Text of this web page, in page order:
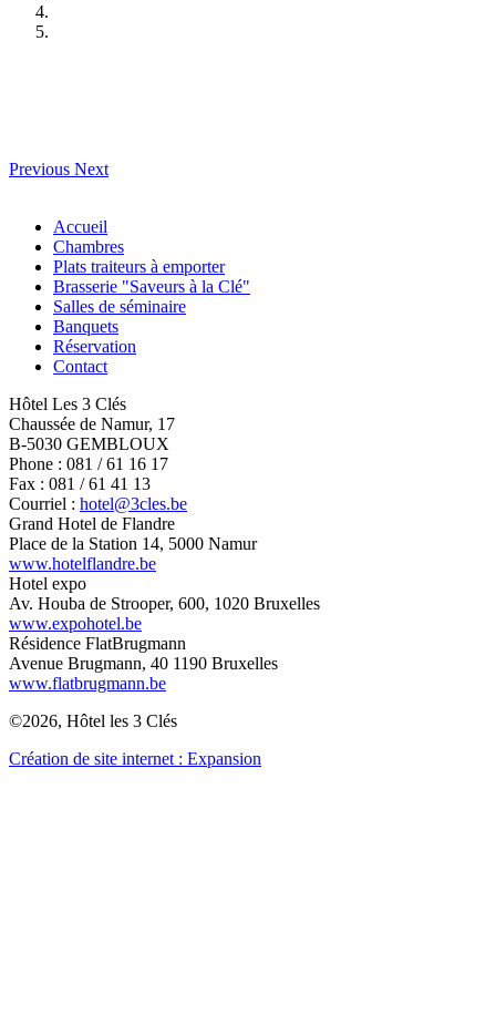
Previous Next
Accueil
Chambres
Plats traiteurs à emporter
Brasserie "Saveurs à la Clé"
Salles de séminaire
Banquets
Réservation
Contact
Hôtel Les 3 Clés
Chaussée de Namur, 17
B-5030 GEMBLOUX
Phone : 081 / 61 16 17
Fax : 081 / 61 41 13
Courriel : hotel@3cles.be
Grand Hotel de Flandre
Place de la Station 14, 5000 Namur
www.hotelflandre.be
Hotel expo
Av. Houba de Strooper, 600, 1020 Bruxelles
www.expohotel.be
Résidence FlatBrugmann
Avenue Brugmann, 40 1190 Bruxelles
www.flatbrugmann.be
©2026, Hôtel les 3 Clés
Création de site internet : Expansion